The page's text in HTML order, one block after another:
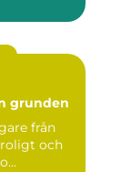
grunden
från
och